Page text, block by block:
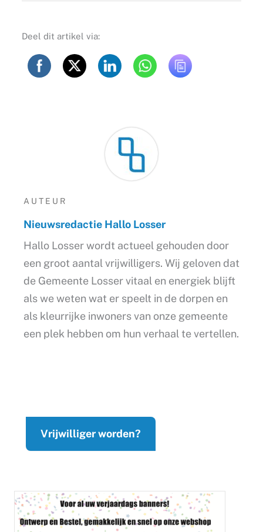
Deel dit artikel via:
AUTEUR
Nieuwsredactie Hallo Losser
Hallo Losser wordt actueel gehouden door
een groot aantal vrijwilligers. Wij geloven dat
de Gemeente Losser vitaal en energiek blijft
als we weten wat er speelt in de dorpen en
als kleurrijke inwoners van onze gemeente
een plek hebben om hun verhaal te vertellen.
Vrijwilliger worden?